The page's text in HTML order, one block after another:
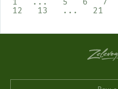
1 ... 5 6 7
12
13 ... 21